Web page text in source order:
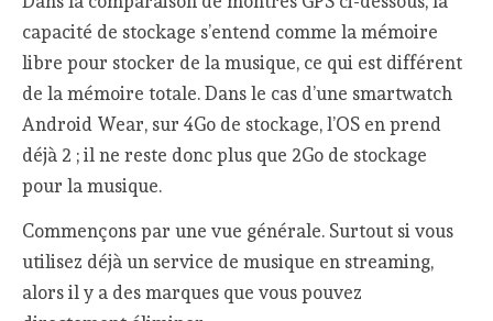
capacité de stockage s’entend comme la mémoire
libre pour stocker de la musique, ce qui est différent
de la mémoire totale. Dans le cas d’une smartwatch
Android Wear, sur 4Go de stockage, l’OS en prend
déjà 2 ; il ne reste donc plus que 2Go de stockage
pour la musique.
Commençons par une vue générale. Surtout si vous
utilisez déjà un service de musique en streaming,
alors il y a des marques que vous pouvez